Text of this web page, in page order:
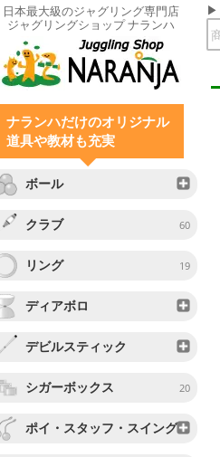
日本最大級のジャグリング専門店
ジャグリングショップ ナランハ
ナランハだけのオリジナル
道具や教材も充実
ボール
クラブ 60
リング 19
ディアボロ
デビルスティック
シガーボックス 20
ポイ・スタッフ・スイング